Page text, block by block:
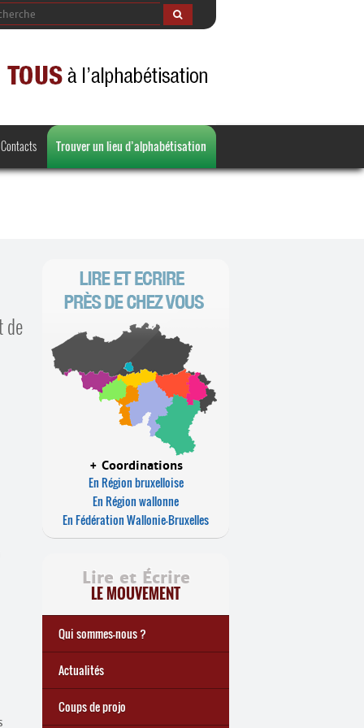
Contacts Trouver un lieu d’alphabétisation
de
+ Coordinations
En Région bruxelloise
En Région wallonne
En Fédération Wallonie-Bruxelles
Lire et Écrire
LE MOUVEMENT
Qui sommes-nous ?
Notre histoire
Le mouvement Lire et Écrire
Charte de Lire et Écrire
Actions de recherches et
études
Actions de formations de
formateurs
... Tous les articles
Actualités
Coups de projo